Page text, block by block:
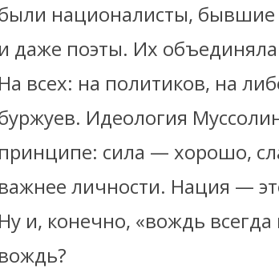
националисты, бывшие
и даже поэты. Их
На всех: на политиков, на
Идеология
принципе: сила — хорошо,
важнее личности. Нация —
Ну и, конечно, «вождь
вождь?